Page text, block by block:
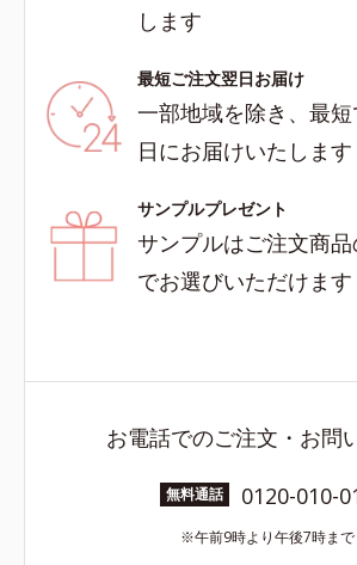
します
最短ご注文翌日お届け
一部地域を除き、最
日にお届けいたします
サンプルプレゼント
サンプルはご注文商
でお選びいただけます
お電話でのご注文・お問
無料通話 0120-010-
午前9時より午後7時まで